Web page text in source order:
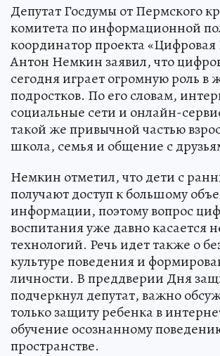
Депутат Госдумы от Пермского
комитета по информационной
координатор проекта «Цифровая
Антон Немкин заявил, что
сегодня играет огромную роль в
подростков. По его словам,
социальные сети и онлайн-
такой же привычной частью
школа, семья и общение с
Немкин отметил, что дети с
получают доступ к большому
информации, поэтому вопрос
воспитания уже давно касается
технологий. Речь идет также о
культуре поведения и
личности. В преддверии Дня
подчеркнул депутат, важно
только защиту ребенка в
обучение осознанному
пространстве.